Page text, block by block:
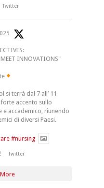
Twitter
INNOVATIONS"
si terrà dal 7 all’ 11
accento sullo
e accademico, riunendo
di diversi Paesi.
#nursing
Twitter